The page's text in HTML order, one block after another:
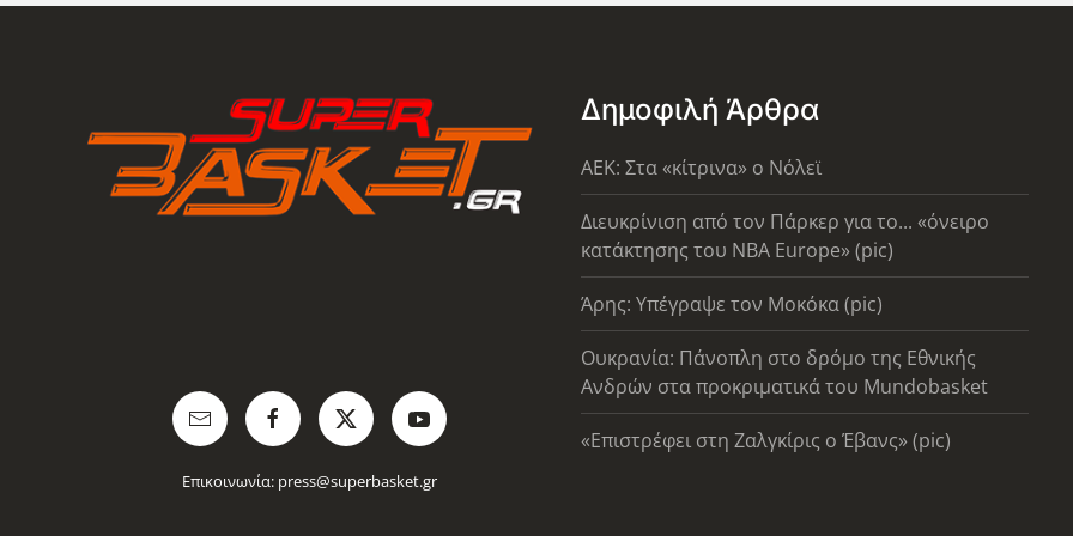
Επικοινωνία: press@superbasket.gr
Δημοφιλή Άρθρα
AEK: Στα «κίτρινα» ο Νόλεϊ
Διευκρίνιση από τον Πάρκερ για το... «όνειρο
κατάκτησης του ΝΒΑ Europe» (pic)
Άρης: Υπέγραψε τον Μοκόκα (pic)
Ουκρανία: Πάνοπλη στο δρόμο της Εθνικής
Ανδρών στα προκριματικά του Mundobasket
«Επιστρέφει στη Ζαλγκίρις ο Έβανς» (pic)